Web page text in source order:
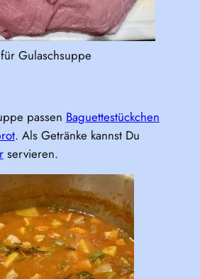
Gulaschsuppe
passen Baguettestückchen
. Als Getränke kannst Du
servieren.